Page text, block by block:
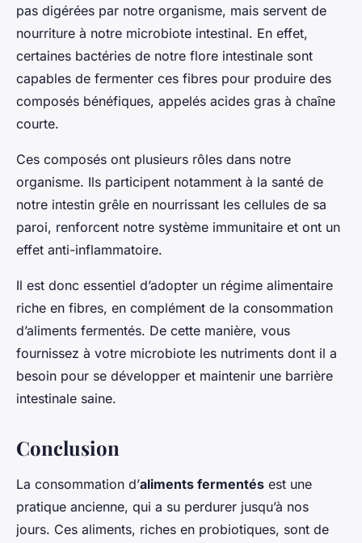
pas digérées par notre organisme, mais servent de
nourriture à notre microbiote intestinal. En effet,
certaines bactéries de notre flore intestinale sont
capables de fermenter ces fibres pour produire des
composés bénéfiques, appelés acides gras à chaîne
courte.
Ces composés ont plusieurs rôles dans notre
organisme. Ils participent notamment à la santé de
notre intestin grêle en nourrissant les cellules de sa
paroi, renforcent notre système immunitaire et ont un
effet anti-inflammatoire.
Il est donc essentiel d’adopter un régime alimentaire
riche en fibres, en complément de la consommation
d’aliments fermentés. De cette manière, vous
fournissez à votre microbiote les nutriments dont il a
besoin pour se développer et maintenir une barrière
intestinale saine.
Conclusion
La consommation d’aliments fermentés est une
pratique ancienne, qui a su perdurer jusqu’à nos
jours. Ces aliments, riches en probiotiques, sont de